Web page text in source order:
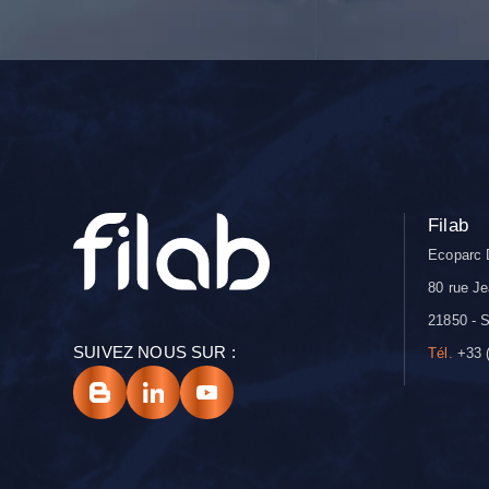
SUIVEZ NOUS SUR :
Filab
Ecoparc
80 rue
21850 -
Tél.
+33